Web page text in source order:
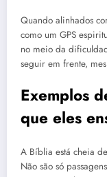
Quando alinhados
como um GPS
no meio da
seguir em frente,
Exemplos
que eles
A Bíblia está cheia
Não são só